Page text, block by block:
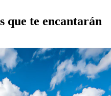
que te encantarán